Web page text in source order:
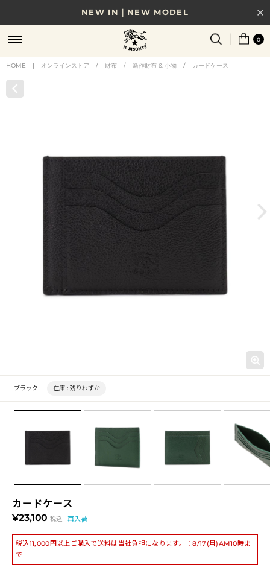
NEW IN｜NEW MODEL
8/17(月)10時まで｜税込11,000円以上で送料無料
贈る相手やシーンから選べる、新しいギフトガイド
0
HOME | オンラインストア / 財布 / 新作財布 & 小物 / カードケース
カードケース
¥23,100 税込 再入荷
税込11,000円以上ご購入で送料は当社負担になります。：8/17(月)AM10時ま
で
ブラック 在庫 : 残りわずか